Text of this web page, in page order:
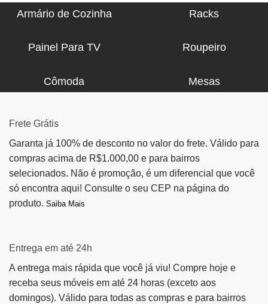
Armário de Cozinha Racks
Painel Para TV Roupeiro
Cômoda Mesas
Frete Grátis
Garanta já 100% de desconto no valor do frete. Válido para
compras acima de R$1.000,00 e para bairros
selecionados. Não é promoção, é um diferencial que você
só encontra aqui! Consulte o seu CEP na página do
produto. Saiba Mais
Entrega em até 24h
A entrega mais rápida que você já viu! Compre hoje e
receba seus móveis em até 24 horas (exceto aos
domingos). Válido para todas as compras e para bairros